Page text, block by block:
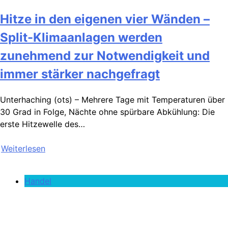
Hitze in den eigenen vier Wänden –
Split-Klimaanlagen werden
zunehmend zur Notwendigkeit und
immer stärker nachgefragt
Unterhaching (ots) – Mehrere Tage mit Temperaturen über
30 Grad in Folge, Nächte ohne spürbare Abkühlung: Die
erste Hitzewelle des…
Weiterlesen
Handel